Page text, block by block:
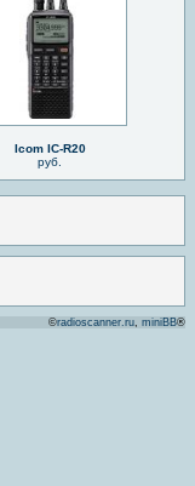
Icom IC-R20
руб.
©radioscanner.ru, miniBB®